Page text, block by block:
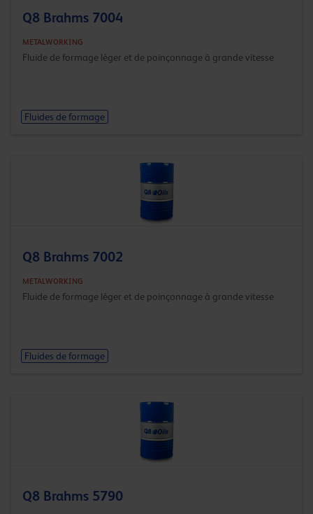
Q8 Brahms 7004
METALWORKING
Fluide de formage léger et de poinçonnage à grande vitesse
Fluides de formage
Q8 Brahms 7002
METALWORKING
Fluide de formage léger et de poinçonnage à grande vitesse
Fluides de formage
Q8 Brahms 5790